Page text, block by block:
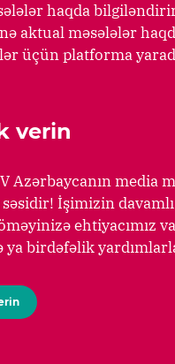
haqda
aktual məsələlər
üçün platforma
verin
Azərbaycanın media
İşimizin
ehtiyacımız
ya birdəfəlik